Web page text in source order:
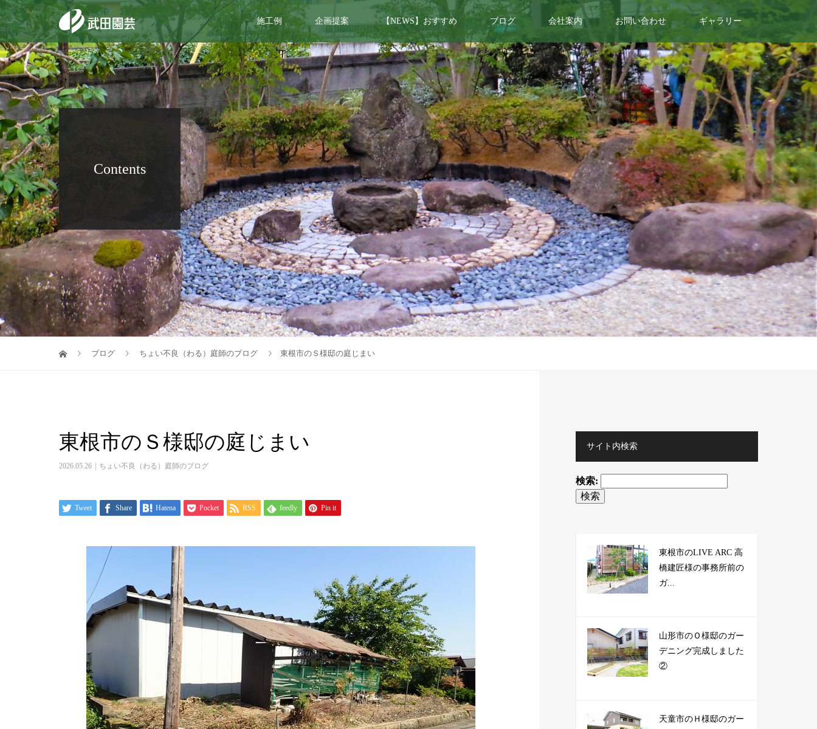
施工例 企画提案 【NEWS】おすすめ ブログ 会社案内 お問い合わせ ギャラリー
Contents
ブログ ちょい不良（わる）庭師のブログ 東根市のＳ様邸の庭じまい
東根市のＳ様邸の庭じまい
2026.05.26 ちょい不良（わる）庭師のブログ
Tweet Share Hatena Pocket RSS feedly Pin it
サイト内検索
検索:
東根市のLIVE ARC 高
橋建匠様の事務所前の
ガ...
山形市のＯ様邸のガー
デニング完成しました
②
天童市のＨ様邸のガー